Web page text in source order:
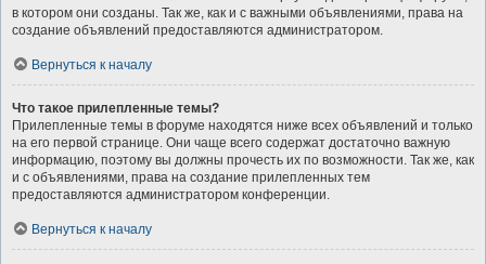
в котором они созданы. Так же, как и с важными объявлениями, права на
создание объявлений предоставляются администратором.
Вернуться к началу
Что такое прилепленные темы?
Прилепленные темы в форуме находятся ниже всех объявлений и только
на его первой странице. Они чаще всего содержат достаточно важную
информацию, поэтому вы должны прочесть их по возможности. Так же, как
и с объявлениями, права на создание прилепленных тем
предоставляются администратором конференции.
Вернуться к началу